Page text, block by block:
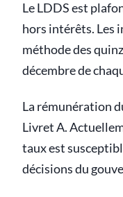
Le LDDS est
hors intérêts. Les
méthode des
décembre de
La rémunération
Livret A.
taux est
décisions du